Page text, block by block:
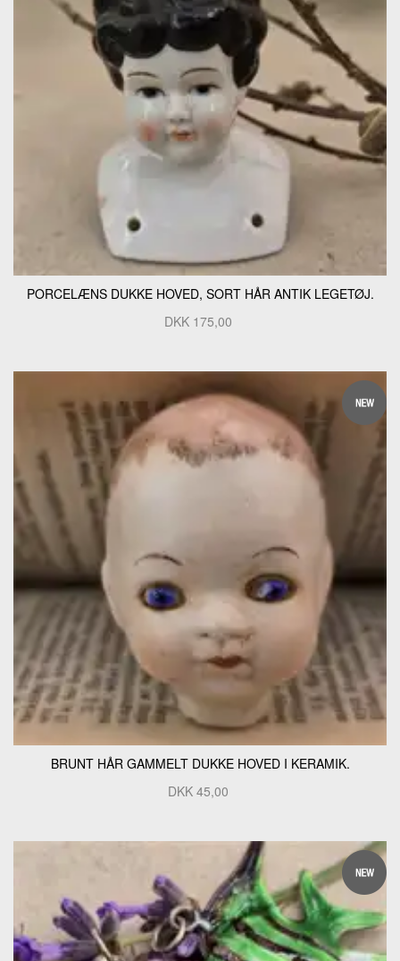
PORCELÆNS DUKKE HOVED, SORT HÅR ANTIK LEGETØJ.
DKK 175,00
BRUNT HÅR GAMMELT DUKKE HOVED I KERAMIK.
DKK 45,00